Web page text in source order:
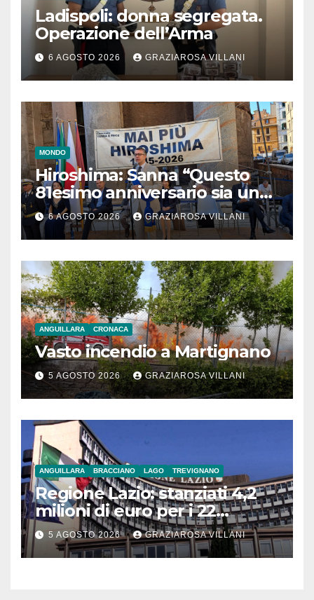
Ladispoli: donna segregata.
Operazione dell’Arma
6 AGOSTO 2026 GRAZIAROSA VILLANI
MONDO
Hiroshima: Sanna “Questo
81esimo anniversario sia un
monito per tutti”
6 AGOSTO 2026 GRAZIAROSA VILLANI
ANGUILLARA CRONACA
Vasto incendio a Martignano
5 AGOSTO 2026 GRAZIAROSA VILLANI
ANGUILLARA BRACCIANO LAGO TREVIGNANO
Regione Lazio: stanziati 4,2
milioni di euro per i 22
Comuni dell’Etruria
Meridionale
5 AGOSTO 2026 GRAZIAROSA VILLANI